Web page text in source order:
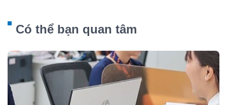
Có thể bạn quan tâm